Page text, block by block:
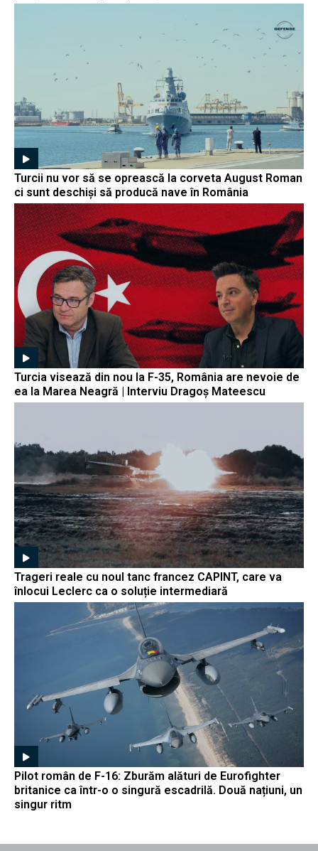
Turcii nu vor să se oprească la corveta August Roman
ci sunt deschiși să producă nave în România
Turcia visează din nou la F-35, România are nevoie de
ea la Marea Neagră | Interviu Dragoș Mateescu
Trageri reale cu noul tanc francez CAPINT, care va
înlocui Leclerc ca o soluție intermediară
Pilot român de F-16: Zburăm alături de Eurofighter
britanice ca într-o o singură escadrilă. Două națiuni, un
singur ritm